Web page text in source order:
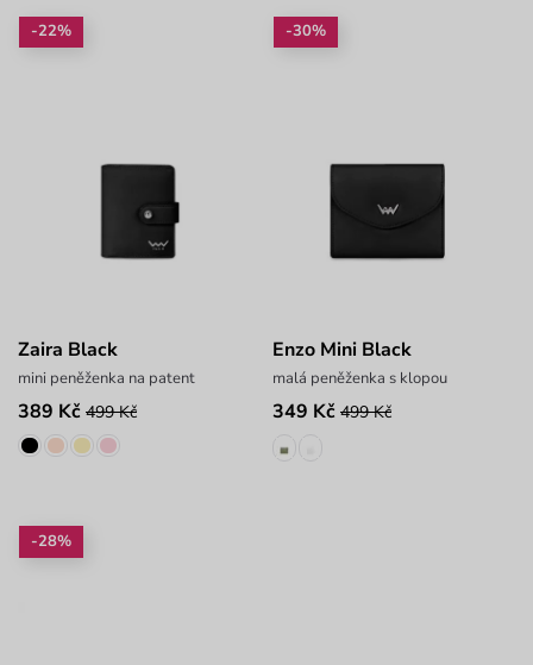
-22%
Zaira Black
mini peněženka na patent
389 Kč 499 Kč
-30%
Enzo Mini Black
malá peněženka s klopou
349 Kč 499 Kč
-28%